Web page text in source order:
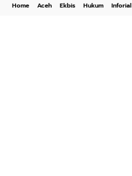
Home Aceh Ekbis Hukum Inforial